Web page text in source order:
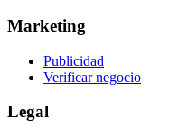
Marketing
Publicidad
Verificar negocio
Legal